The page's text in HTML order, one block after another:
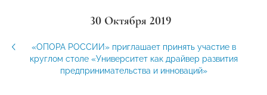
30 Октября 2019
«ОПОРА РОССИИ» приглашает принять участие в
круглом столе «Университет как драйвер развития
предпринимательства и инноваций»